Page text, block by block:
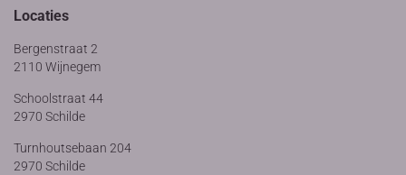
Locaties
Bergenstraat 2
2110 Wijnegem
Schoolstraat 44
2970 Schilde
Turnhoutsebaan 204
2970 Schilde